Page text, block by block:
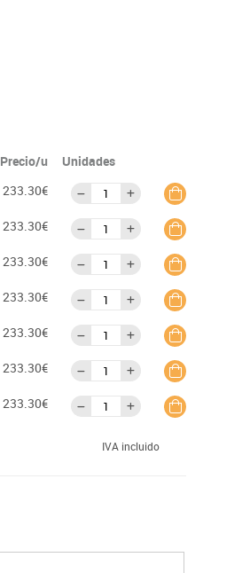
Precio/u
Unidades
233.30€
233.30€
233.30€
233.30€
233.30€
233.30€
233.30€
IVA incluido